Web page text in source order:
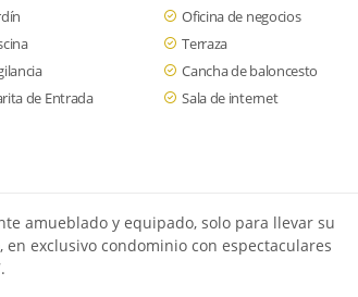
Oficina de negocios
Terraza
Cancha de baloncesto
de Entrada
Sala de internet
amueblado y equipado, solo para llevar su
exclusivo condominio con espectaculares